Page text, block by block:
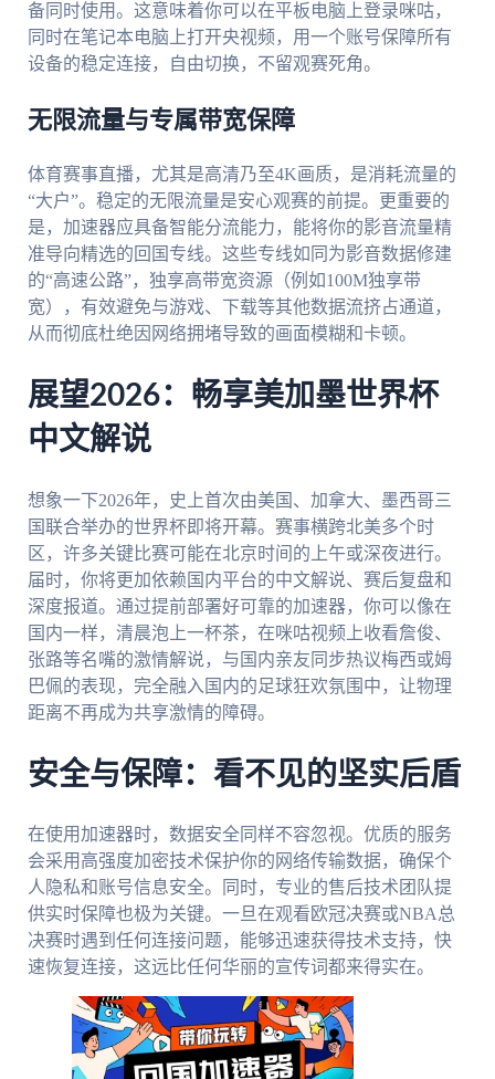
备同时使用。这意味着你可以在平板电脑上登录咪咕，
同时在笔记本电脑上打开央视频，用一个账号保障所有
设备的稳定连接，自由切换，不留观赛死角。
无限流量与专属带宽保障
体育赛事直播，尤其是高清乃至4K画质，是消耗流量的
“大户”。稳定的无限流量是安心观赛的前提。更重要的
是，加速器应具备智能分流能力，能将你的影音流量精
准导向精选的回国专线。这些专线如同为影音数据修建
的“高速公路”，独享高带宽资源（例如100M独享带
宽），有效避免与游戏、下载等其他数据流挤占通道，
从而彻底杜绝因网络拥堵导致的画面模糊和卡顿。
展望2026：畅享美加墨世界杯
中文解说
想象一下2026年，史上首次由美国、加拿大、墨西哥三
国联合举办的世界杯即将开幕。赛事横跨北美多个时
区，许多关键比赛可能在北京时间的上午或深夜进行。
届时，你将更加依赖国内平台的中文解说、赛后复盘和
深度报道。通过提前部署好可靠的加速器，你可以像在
国内一样，清晨泡上一杯茶，在咪咕视频上收看詹俊、
张路等名嘴的激情解说，与国内亲友同步热议梅西或姆
巴佩的表现，完全融入国内的足球狂欢氛围中，让物理
距离不再成为共享激情的障碍。
安全与保障：看不见的坚实后盾
在使用加速器时，数据安全同样不容忽视。优质的服务
会采用高强度加密技术保护你的网络传输数据，确保个
人隐私和账号信息安全。同时，专业的售后技术团队提
供实时保障也极为关键。一旦在观看欧冠决赛或NBA总
决赛时遇到任何连接问题，能够迅速获得技术支持，快
速恢复连接，这远比任何华丽的宣传词都来得实在。